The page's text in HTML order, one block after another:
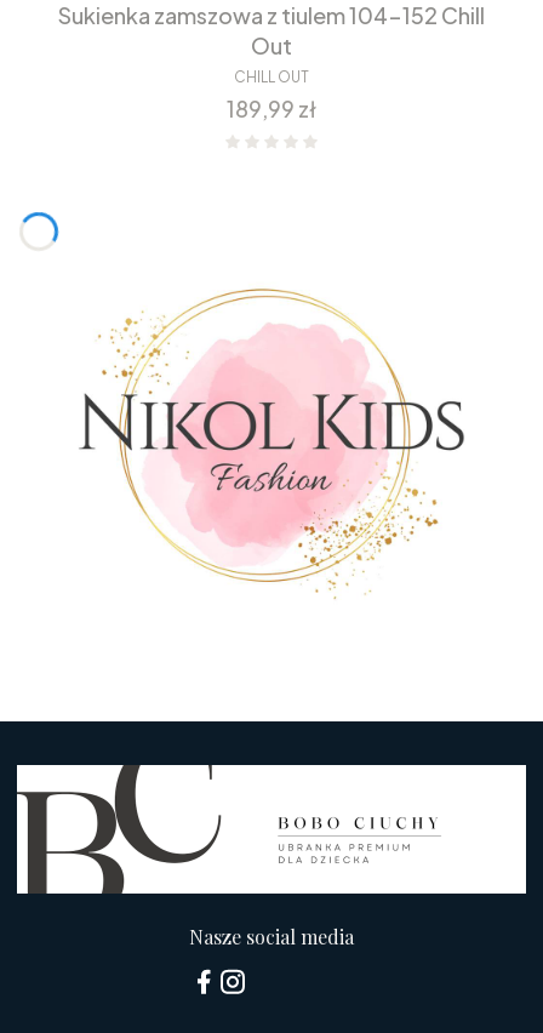
Sukienka zamszowa z tiulem 104-152 Chill
Out
CHILL OUT
Cena
189,99 zł
Nasze social media